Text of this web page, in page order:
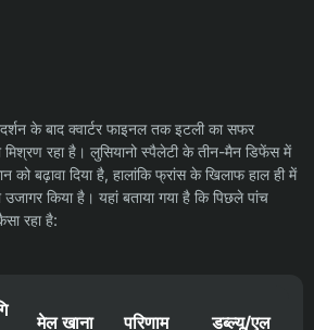
के बाद क्वार्टर फाइनल तक इटली का सफर
रहा है। लुसियानो स्पैलेटी के तीन-मैन डिफेंस में
को बढ़ावा दिया है, हालांकि फ्रांस के खिलाफ हाल ही में
किया है। यहां बताया गया है कि पिछले पांच
रहा है:
मेल खाना परिणाम डब्ल्यू/एल